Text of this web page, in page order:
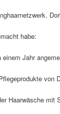
habe:
Jahr
von
Haarwäsche mit